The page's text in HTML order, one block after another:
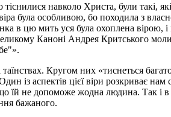
навколо Христа, були такі,
була особливою, бо походила з
в цю мить уся була охоплена вірою, і
Каноні Андрея Критського
таїнствах. Кругом них «тиснеться
із аспектів цієї віри розкриває
їй не допоможе жодна людина. Так
бажаного.